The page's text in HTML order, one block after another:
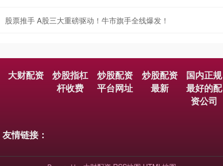
股票推手 A股三大重磅驱动！牛市旗手全线爆发！
大财配资
炒股指杠
杆收费
炒股配资
平台网址
炒股配资
最新
国内正规
最好的配
资公司
友情链接：